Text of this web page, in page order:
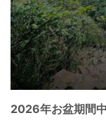
2026年お盆期間